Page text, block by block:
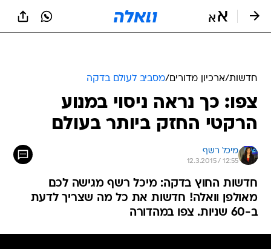
חדשות/ארכיון מדורים/מסביב לעולם בדקה
צפו: כך נראה ניסוי במנוע
הרקטי החזק ביותר בעולם
מיכל רשף
12.3.2015 / 12:55
חדשות החוץ בדקה: מיכל רשף מגישה לכם
מאולפן וואלה! חדשות את כל מה שצריך לדעת
ב-60 שניות. צפו במהדורה